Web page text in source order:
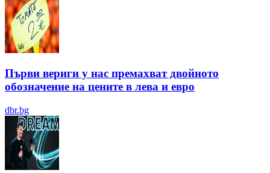
Първи вериги у нас премахват двойното
обозначение на цените в лева и евро
dbr.bg